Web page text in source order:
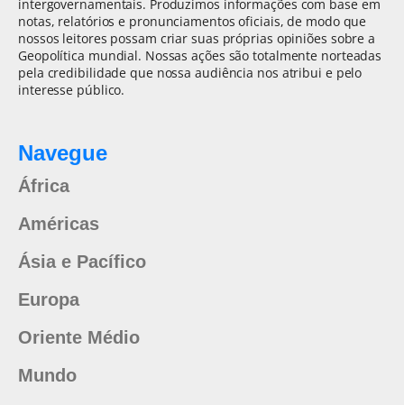
intergovernamentais. Produzimos informações com base em
notas, relatórios e pronunciamentos oficiais, de modo que
nossos leitores possam criar suas próprias opiniões sobre a
Geopolítica mundial. Nossas ações são totalmente norteadas
pela credibilidade que nossa audiência nos atribui e pelo
interesse público.
Navegue
África
Américas
Ásia e Pacífico
Europa
Oriente Médio
Mundo